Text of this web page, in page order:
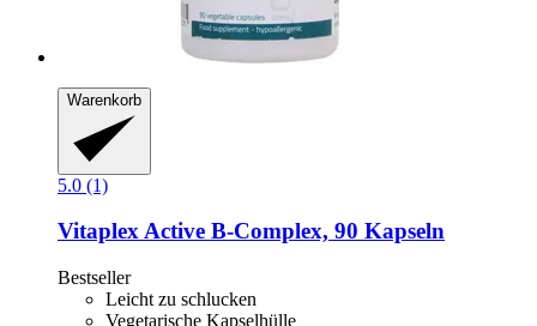
Warenkorb
5.0 (1)
VitaplexActive B-​Complex, 90 Kapseln
Bestseller
Leicht zu schlucken
Vegetarische Kapselhülle